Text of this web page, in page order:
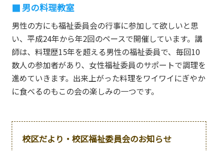
男の料理教室
男性の方にも福祉委員会の行事に参加して欲しいと思
い、平成24年から年2回のペースで開催しています。講
師は、料理歴15年を超える男性の福祉委員で、毎回10
数人の参加者があり、女性福祉委員のサポートで調理を
進めていきます。出来上がった料理をワイワイにぎやか
に食べるのもこの会の楽しみの一つです。
校区だより・校区福祉委員会のお知らせ